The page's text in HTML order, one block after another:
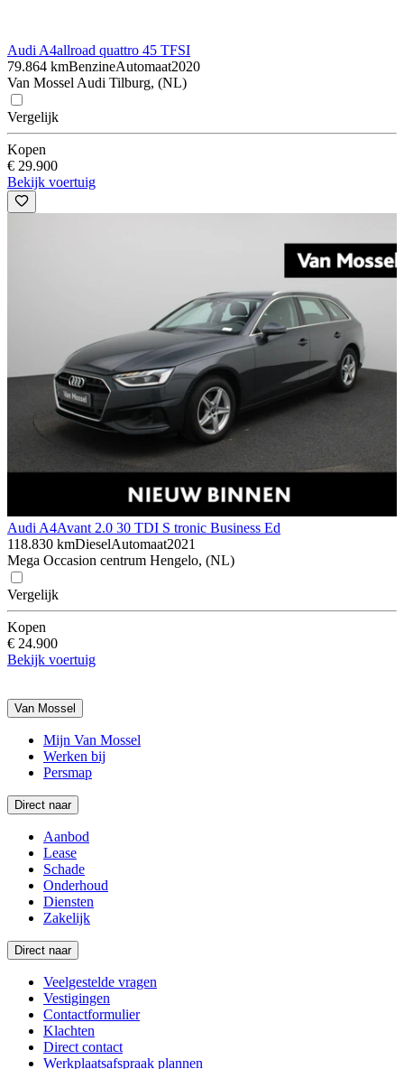
Audi A4allroad quattro 45 TFSI
79.864 kmBenzineAutomaat2020
Van Mossel Audi Tilburg, (NL)
Vergelijk
Kopen
€ 29.900
Bekijk voertuig
Audi A4Avant 2.0 30 TDI S tronic Business Ed
118.830 kmDieselAutomaat2021
Mega Occasion centrum Hengelo, (NL)
Vergelijk
Kopen
€ 24.900
Bekijk voertuig
Van Mossel
Mijn Van Mossel
Werken bij
Persmap
Direct naar
Aanbod
Lease
Schade
Onderhoud
Diensten
Zakelijk
Direct naar
Veelgestelde vragen
Vestigingen
Contactformulier
Klachten
Direct contact
Werkplaatsafspraak plannen